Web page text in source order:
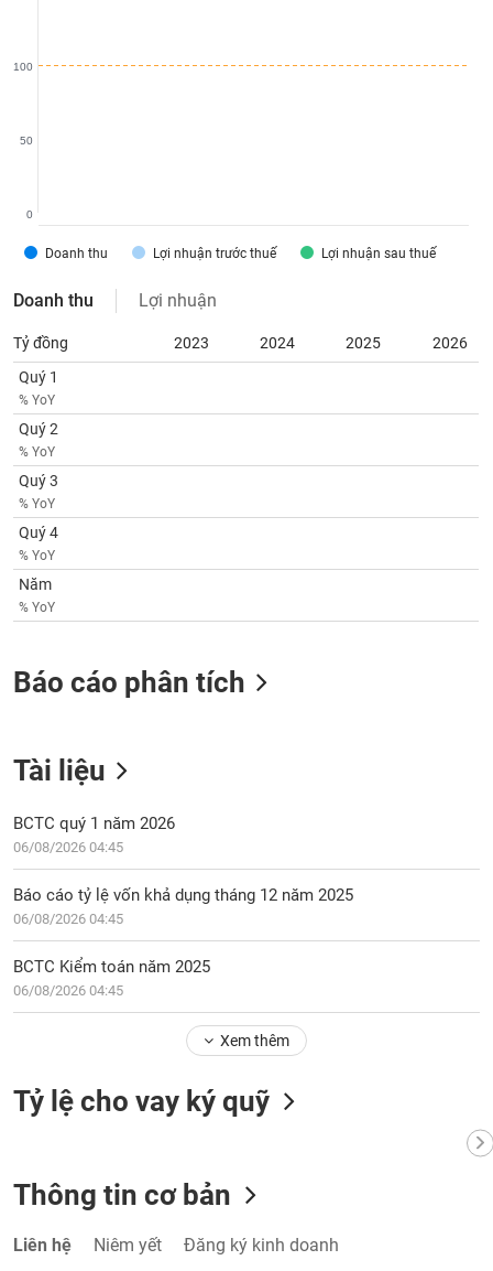
Doanh thu Lợi nhuận trước thuế Lợi nhuận sau thuế
0
50
100
Doanh thu Lợi nhuận
Tỷ đồng 2023 2024 2025
2026
Quý 1
% YoY
Quý 2
% YoY
Quý 3
% YoY
Quý 4
% YoY
Năm
% YoY
Báo cáo phân tích
Tài liệu
BCTC quý 1 năm 2026
06/08/2026 04:45
Báo cáo tỷ lệ vốn khả dụng tháng 12 năm 2025
06/08/2026 04:45
BCTC Kiểm toán năm 2025
06/08/2026 04:45
Xem thêm
Tỷ lệ cho vay ký quỹ
Thông tin cơ bản
Liên hệ Niêm yết Đăng ký kinh doanh
tạo
Sách
tài
Công
cụ
đầu
tư
Truyền
thông
tài
liệu
tài